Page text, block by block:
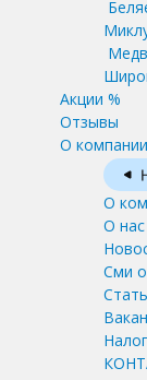
Акции %
Отзывы
О компании
О
О нас
Сми